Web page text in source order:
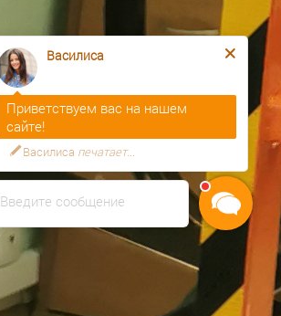
Введите сообщение
Василиса
Приветствуем вас на нашем
сайте!
Василиса печатает...